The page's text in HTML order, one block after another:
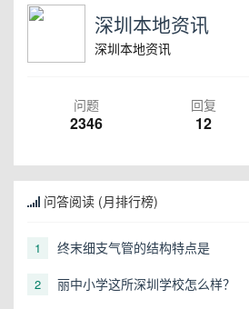
深圳本地资讯
深圳本地资讯
问题
2346
回复
12
问答阅读 (月排行榜)
1 终末细支气管的结构特点是
2 丽中小学这所深圳学校怎么样？